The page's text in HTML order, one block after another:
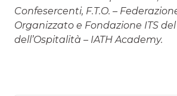
Confesercenti, F.T.O. –
Organizzato e Fondazione ITS
dell’Ospitalità – IATH Academy.